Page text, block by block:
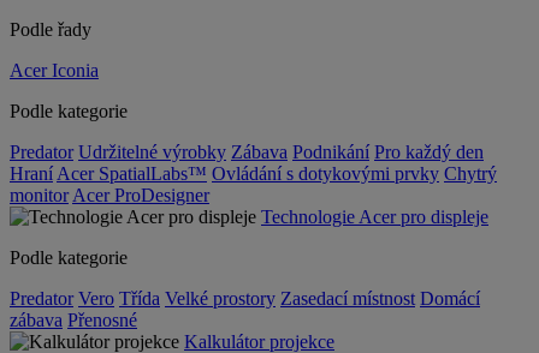
Podle řady
Acer Iconia
Podle kategorie
Predator Udržitelné výrobky Zábava Podnikání Pro každý den
Hraní Acer SpatialLabs™ Ovládání s dotykovými prvky Chytrý
monitor Acer ProDesigner
Technologie Acer pro displeje
Podle kategorie
Predator Vero Třída Velké prostory Zasedací místnost Domácí
zábava Přenosné
Kalkulátor projekce